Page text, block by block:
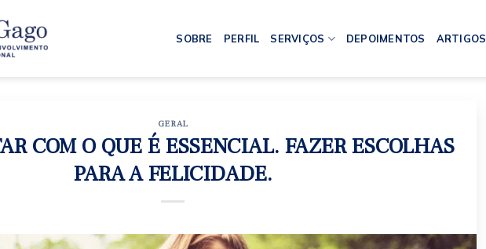
SOBRE PERFIL SERVIÇOS DEPOIMENTOS ARTIGOS
GERAL
COM O QUE É ESSENCIAL. FAZER ESCOLHAS
PARA A FELICIDADE.